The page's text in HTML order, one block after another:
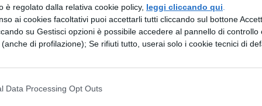
è regolato dalla relativa cookie policy, leggi cliccando qui
ai cookies facoltativi puoi accettarli tutti cliccando sul bottone
su Gestisci opzioni è possibile accedere al pannello di controllo
di profilazione); Se rifiuti tutto, userai solo i cookie tecnici di
Data Processing Opt Outs
Di là del mare
leghe sotto i mari
– Omero